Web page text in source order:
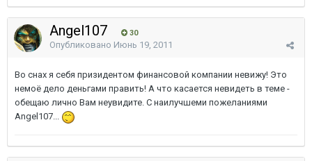
Angel107 30
Опубликовано Июнь 19, 2011
Во снах я себя призидентом финансовой компании невижу! Это
немоё дело деньгами править! А что касается невидеть в теме -
обещаю лично Вам неувидите. С наилучшеми пожеланиями
Angel107...